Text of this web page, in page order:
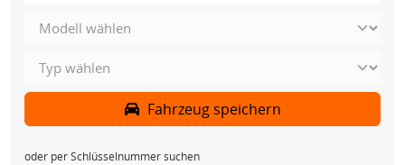
Fahrzeug speichern
oder per Schlüsselnummer suchen